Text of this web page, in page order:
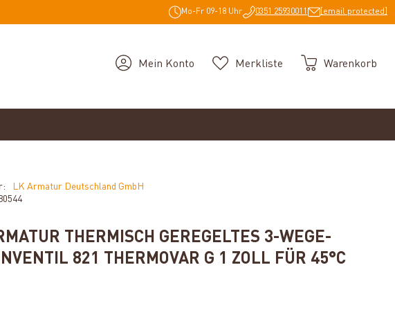
Mo-Fr 09-18 Uhr 0351 25930011 [email protected]
Mein Konto Merkliste Warenkorb
LK Armatur Deutschland GmbH
THERMISCH GEREGELTES 3-WEGE-
821 THERMOVAR G 1 ZOLL FÜR 45°C